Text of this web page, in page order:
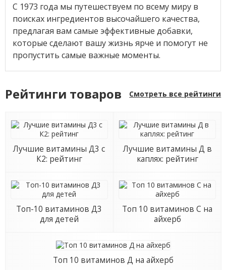
С 1973 года мы путешествуем по всему миру в
поисках ингредиентов высочайшего качества,
предлагая вам самые эффективные добавки,
которые сделают вашу жизнь ярче и помогут не
пропустить самые важные моменты.
Рейтинги товаров Смотреть все рейтинги
Лучшие витамины Д3 с
К2: рейтинг
Лучшие витамины Д в
каплях: рейтинг
Топ-10 витаминов Д3
для детей
Топ 10 витаминов С на
айхерб
Топ 10 витаминов Д на айхерб